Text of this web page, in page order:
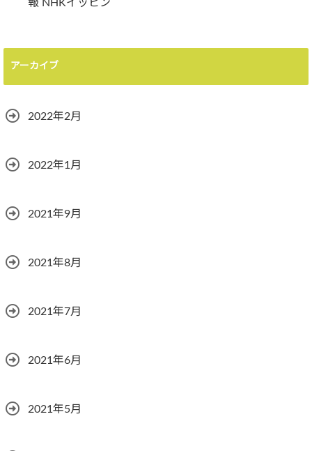
報 NHKイッピン
アーカイブ
2022年2月
2022年1月
2021年9月
2021年8月
2021年7月
2021年6月
2021年5月